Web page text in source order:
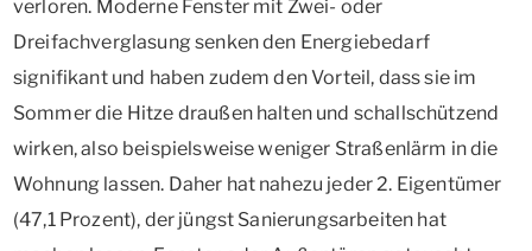
verloren. Moderne Fenster mit Zwei- oder
Dreifachverglasung senken den Energiebedarf
signifikant und haben zudem den Vorteil, dass sie im
Sommer die Hitze draußen halten und schallschützend
wirken, also beispielsweise weniger Straßenlärm in die
Wohnung lassen. Daher hat nahezu jeder 2. Eigentümer
(47,1 Prozent), der jüngst Sanierungsarbeiten hat